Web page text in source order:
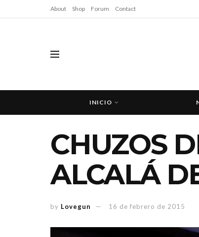
About Shop Forum Contact
INICIO
CHUZOS
ALCALÁ
by Lovegun 16 de febrero de 2015